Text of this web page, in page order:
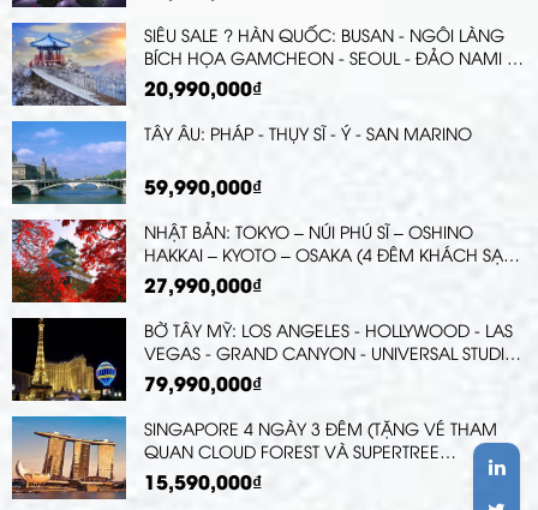
SIÊU SALE ? HÀN QUỐC: BUSAN - NGÔI LÀNG
BÍCH HỌA GAMCHEON - SEOUL - ĐẢO NAMI -
KOREAN FOLK VILLAGE - THƯ VIỆN SUWON
STARFIELD | TRẢI NGHIỆM TÀU CAO TỐC KTX
20,990,000₫
TÂY ÂU: PHÁP - THỤY SĨ - Ý - SAN MARINO
59,990,000₫
NHẬT BẢN: TOKYO – NÚI PHÚ SĨ – OSHINO
HAKKAI – KYOTO – OSAKA (4 ĐÊM KHÁCH SẠN)
| TRẢI NGHIỆM SHINKANSEN & XEM BIỂU DIỄN
GEISHA | TRẢI NGHIỆM TRÀ ĐẠO VÀ MẶC
YUKATA DẠO PHỐ
27,990,000₫
BỜ TÂY MỸ: LOS ANGELES - HOLLYWOOD - LAS
VEGAS - GRAND CANYON - UNIVERSAL STUDIO
- SAN JOSE - SAN FRANCISCO ( TẶNG VÉ
VỌNG CẢNH SKYWALK )
79,990,000₫
SINGAPORE 4 NGÀY 3 ĐÊM (TẶNG VÉ THAM
QUAN CLOUD FOREST VÀ SUPERTREE
OBSERVATORY, KHU VƯỜN GIÁC QUAN
SENSORY SCAPE)
15,590,000₫